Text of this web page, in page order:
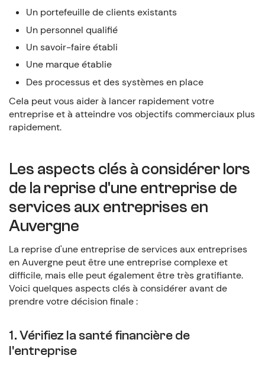
Un portefeuille de clients existants
Un personnel qualifié
Un savoir-faire établi
Une marque établie
Des processus et des systèmes en place
Cela peut vous aider à lancer rapidement votre
entreprise et à atteindre vos objectifs commerciaux plus
rapidement.
Les aspects clés à considérer lors
de la reprise d'une entreprise de
services aux entreprises en
Auvergne
La reprise d'une entreprise de services aux entreprises
en Auvergne peut être une entreprise complexe et
difficile, mais elle peut également être très gratifiante.
Voici quelques aspects clés à considérer avant de
prendre votre décision finale :
1. Vérifiez la santé financière de
l'entreprise